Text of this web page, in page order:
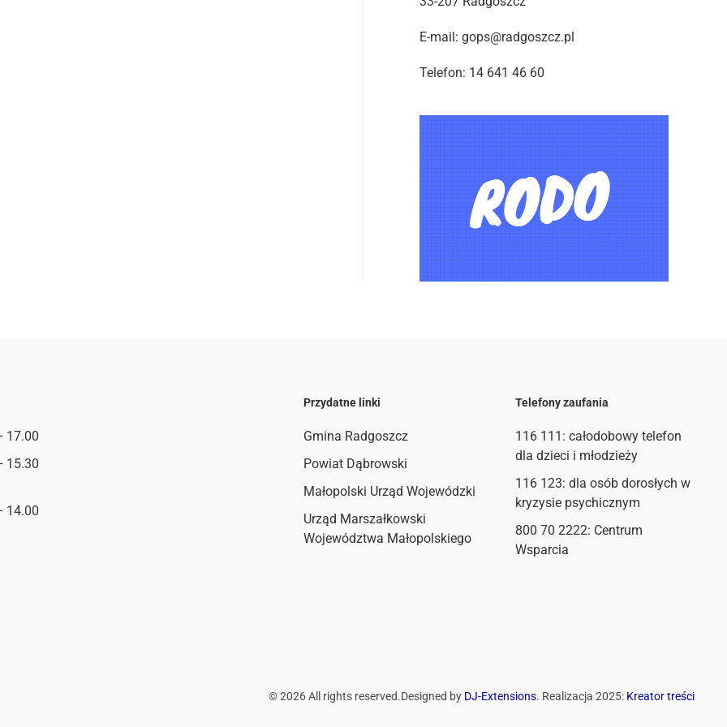
E-mail: gops@radgoszcz.pl
Telefon: 14 641 46 60
17.00
15.30
14.00
Przydatne linki
Gmina Radgoszcz
Powiat Dąbrowski
Małopolski Urząd Wojewódzki
Urząd Marszałkowski
Województwa Małopolskiego
Telefony zaufania
116 111 : całodobowy telefon
dla dzieci i młodzieży
116 123: dla osób dorosłych w
kryzysie psychicznym
800 70 2222: Centrum
Wsparcia
©2026All rights reserved.Designed by DJ-Extensions. Realizacja 2025: Kreator treści